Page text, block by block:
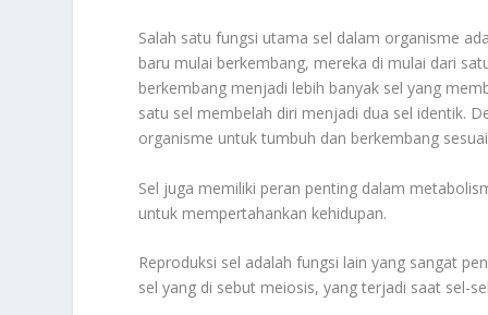
Salah satu fungsi utama sel dalam organisme
baru mulai berkembang, mereka di mulai dari
berkembang menjadi lebih banyak sel yang
satu sel membelah diri menjadi dua sel identik.
organisme untuk tumbuh dan berkembang
Sel juga memiliki peran penting dalam
untuk mempertahankan kehidupan.
Reproduksi sel adalah fungsi lain yang sangat
sel yang di sebut meiosis, yang terjadi saat sel-